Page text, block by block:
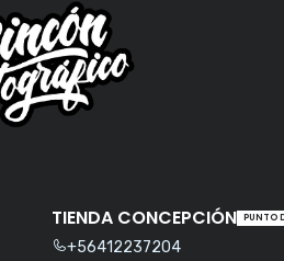
TIENDA CONCEPCIÓN PUNTO
+56412237204